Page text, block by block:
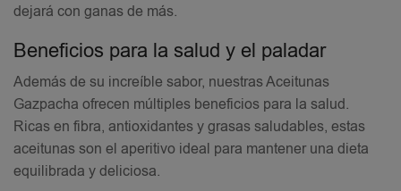
dejará con ganas de más.
Beneficios para la salud y el paladar
Además de su increíble sabor, nuestras Aceitunas
Gazpacha ofrecen múltiples beneficios para la salud.
Ricas en fibra, antioxidantes y grasas saludables, estas
aceitunas son el aperitivo ideal para mantener una dieta
equilibrada y deliciosa.